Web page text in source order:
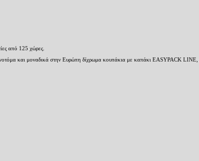
από 125 χώρες.
και μοναδικά στην Ευρώπη δίχρωμα κουπάκια με καπάκι EASYPACK LINE